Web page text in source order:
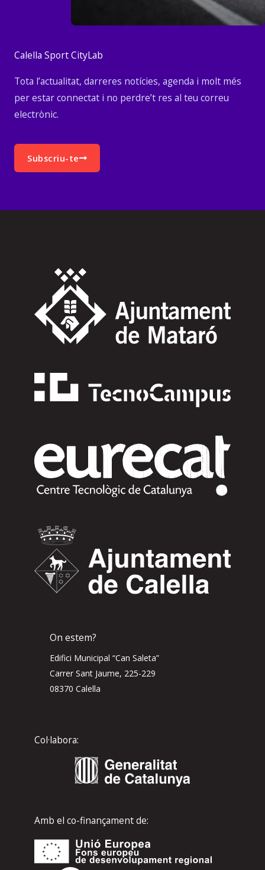
Calella Sport CityLab
Tota l’actualitat, darreres notícies, agenda i molt més
per estar connectat i no perdre’t res al teu correu
electrònic.
Subscriu-te
On estem?
Edifici Municipal “Can Saleta”
Carrer Sant Jaume, 225-229
08370 Calella
Col·labora:
Amb el co-finançament de: